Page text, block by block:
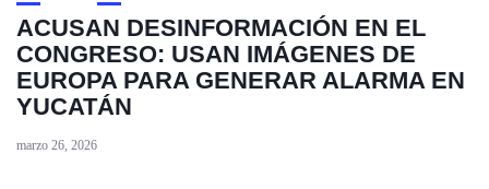
ACUSAN DESINFORMACIÓN EN EL
CONGRESO: USAN IMÁGENES DE
EUROPA PARA GENERAR ALARMA EN
YUCATÁN
marzo 26, 2026